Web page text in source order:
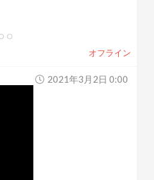
オフライン
2021年3月2日 0:00